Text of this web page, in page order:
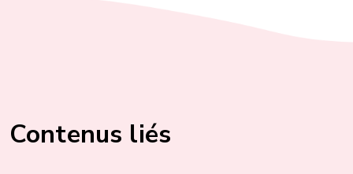
Contenus liés